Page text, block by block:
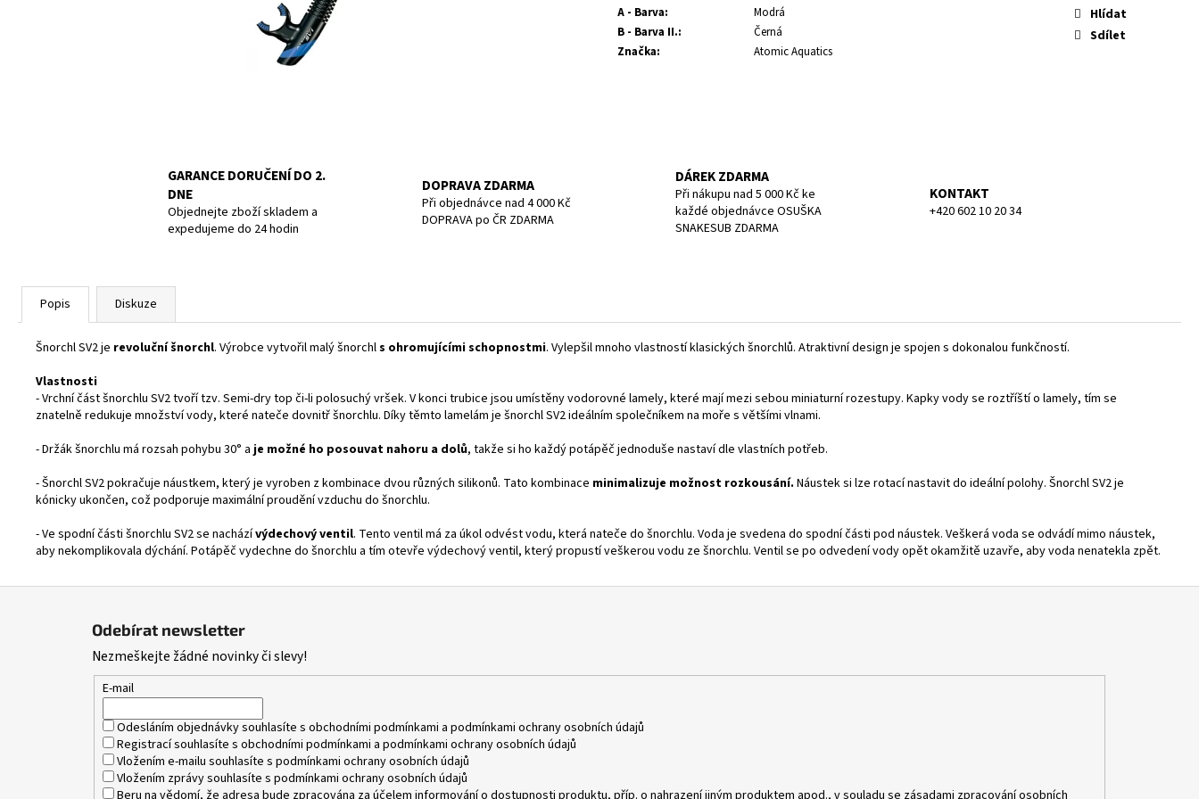
A - Barva:
Modrá
B - Barva II.:
Černá
Značka: Atomic Aquatics
Hlídat
Sdílet
GARANCE DORUČENÍ DO 2.
DNE
Objednejte zboží skladem a
expedujeme do 24 hodin
DOPRAVA ZDARMA
Při objednávce nad 4 000 Kč
DOPRAVA po ČR ZDARMA
DÁREK ZDARMA
Při nákupu nad 5 000 Kč ke
každé objednávce OSUŠKA
SNAKESUB ZDARMA
KONTAKT
+420 602 10 20 34
Popis Diskuze
Šnorchl SV2 je revoluční šnorchl. Výrobce vytvořil malý šnorchls ohromujícími schopnostmi. Vylepšil mnoho vlastností klasických šnorchlů. Atraktivní design je spojen s dokonalou funkčností.
Vlastnosti
- Vrchní část šnorchlu SV2 tvoří tzv. Semi-dry top či-li polosuchý vršek. V konci trubice jsou umístěny vodorovné lamely, které mají mezi sebou miniaturní rozestupy. Kapky vody se roztříští o lamely, tím se
znatelně redukuje množství vody, které nateče dovnitř šnorchlu. Díky těmto lamelám je šnorchl SV2 ideálním společníkem na moře s většími vlnami.
- Držák šnorchlu má rozsah pohybu 30° aje možné ho posouvat nahoru a dolů, takže si ho každý potápěč jednoduše nastaví dle vlastních potřeb.
- Šnorchl SV2 pokračuje náustkem, který je vyroben z kombinace dvou různých silikonů. Tato kombinace minimalizuje možnost rozkousání. Náustek si lze rotací nastavit do ideální polohy. Šnorchl SV2 je
kónicky ukončen, což podporuje maximální proudění vzduchu do šnorchlu.
- Ve spodní části šnorchlu SV2 se nacházívýdechový ventil. Tento ventil má za úkol odvést vodu, která nateče do šnorchlu. Voda je svedena do spodní části pod náustek. Veškerá voda se odvádí mimo náustek,
aby nekomplikovala dýchání. Potápěč vydechne do šnorchlu a tím otevře výdechový ventil, který propustí veškerou vodu ze šnorchlu. Ventil se po odvedení vody opět okamžitě uzavře, aby voda nenatekla zpět.
Odebírat newsletter
Nezmeškejte žádné novinky či slevy!
E-mail
Odesláním objednávky souhlasíte s obchodními podmínkami a podmínkami ochrany osobních údajů
Registrací souhlasíte s obchodními podmínkami a podmínkami ochrany osobních údajů
Vložením e-mailu souhlasíte s podmínkami ochrany osobních údajů
Vložením zprávy souhlasíte s podmínkami ochrany osobních údajů
Beru na vědomí, že adresa bude zpracována za účelem informování o dostupnosti produktu, příp. o nahrazení jiným produktem apod., v souladu se zásadami zpracování osobních